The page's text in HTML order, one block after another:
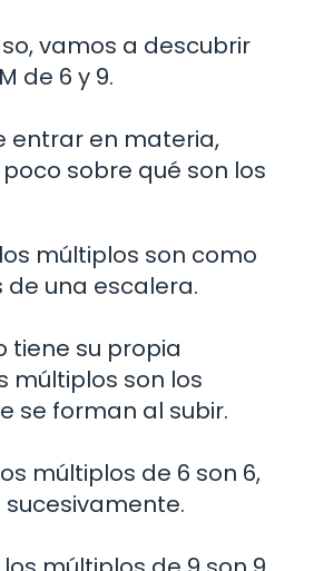
vamos a descubrir
de 6 y 9.
entrar en materia,
sobre qué son los
múltiplos son como
de una escalera.
tiene su propia
múltiplos son los
se forman al subir.
múltiplos de 6 son 6,
sucesivamente.